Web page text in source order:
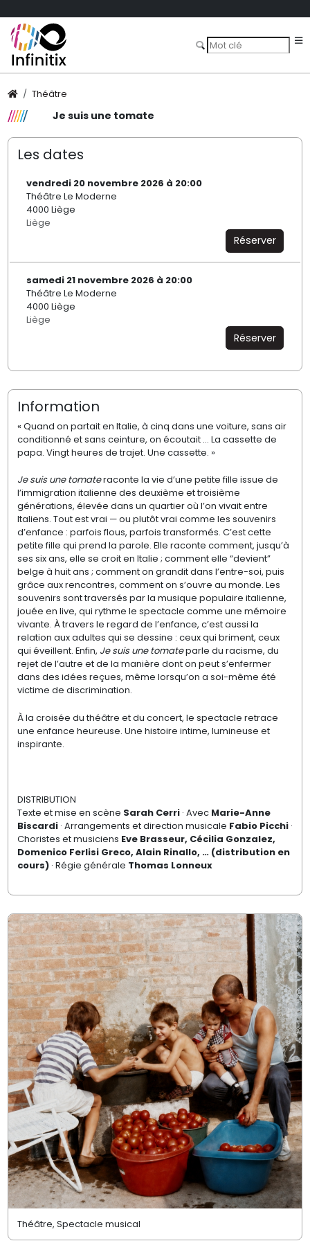
Théâtre
Je suis une tomate
Les dates
vendredi 20 novembre 2026 à 20:00
Théâtre Le Moderne
4000 Liège
Liège
Réserver
samedi 21 novembre 2026 à 20:00
Théâtre Le Moderne
4000 Liège
Liège
Réserver
Information
« Quand on partait en Italie, à cinq dans une voiture, sans air
conditionné et sans ceinture, on écoutait … La cassette de
papa. Vingt heures de trajet. Une cassette. »
Je suis une tomateraconte la vie d’une petite fille issue de
l’immigration italienne des deuxième et troisième
générations, élevée dans un quartier où l’on vivait entre
Italiens. Tout est vrai — ou plutôt vrai comme les souvenirs
d’enfance : parfois flous, parfois transformés. C’est cette
petite fille qui prend la parole. Elle raconte comment, jusqu’à
ses six ans, elle se croit en Italie ; comment elle “devient”
belge à huit ans ; comment on grandit dans l’entre-soi, puis
grâce aux rencontres, comment on s’ouvre au monde. Les
souvenirs sont traversés par la musique populaire italienne,
jouée en live, qui rythme le spectacle comme une mémoire
vivante. À travers le regard de l’enfance, c’est aussi la
relation aux adultes qui se dessine : ceux qui briment, ceux
qui éveillent. Enfin, Je suis une tomateparle du racisme, du
rejet de l’autre et de la manière dont on peut s’enfermer
dans des idées reçues, même lorsqu’on a soi-même été
victime de discrimination.
À la croisée du théâtre et du concert, le spectacle retrace
une enfance heureuse. Une histoire intime, lumineuse et
inspirante.
DISTRIBUTION
Texte et mise en scène Sarah Cerri· Avec Marie-Anne
Biscardi· Arrangements et direction musicale Fabio Picchi·
Choristes et musiciens Eve Brasseur, Cécilia Gonzalez,
Domenico Ferlisi Greco, Alain Rinallo, … (distribution en
cours)· Régie générale Thomas Lonneux
Théâtre, Spectacle musical